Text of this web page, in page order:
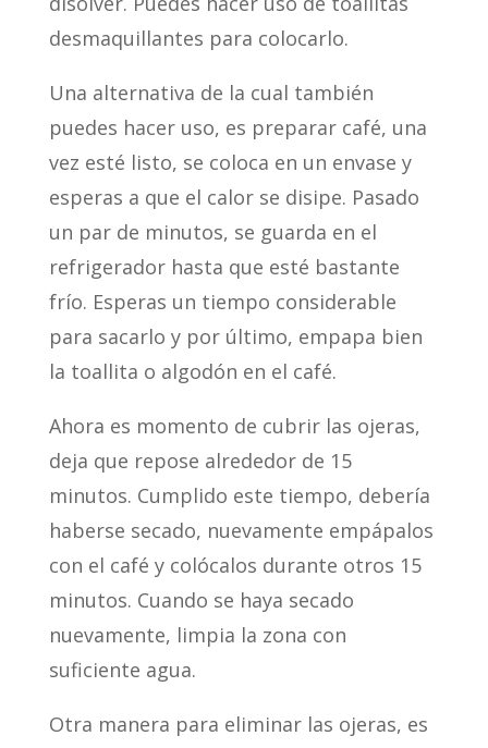
desmaquillantes para colocarlo.
Una alternativa de la cual también
puedes hacer uso, es preparar café, una
vez esté listo, se coloca en un envase y
esperas a que el calor se disipe. Pasado
un par de minutos, se guarda en el
refrigerador hasta que esté bastante
frío. Esperas un tiempo considerable
para sacarlo y por último, empapa bien
la toallita o algodón en el café.
Ahora es momento de cubrir las ojeras,
deja que repose alrededor de 15
minutos. Cumplido este tiempo, debería
haberse secado, nuevamente empápalos
con el café y colócalos durante otros 15
minutos. Cuando se haya secado
nuevamente, limpia la zona con
suficiente agua.
Otra manera para eliminar las ojeras, es